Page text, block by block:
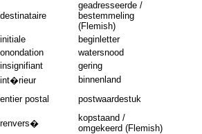
destinataire
geadresseerde /
bestemmeling
(Flemish)
initiale
beginletter
onondation
watersnood
insignifiant
gering
int�rieur
binnenland
entier postal postwaardestuk
renvers�
kopstaand /
omgekeerd (Flemish)